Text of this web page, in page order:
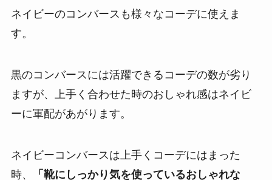
ネイビーのコンバースも様々なコーデに使えま
す。
黒のコンバースには活躍できるコーデの数が劣り
ますが、上手く合わせた時のおしゃれ感はネイビ
ーに軍配があがります。
ネイビーコンバースは上手くコーデにはまった
時、
「靴にしっかり気を使っているおしゃれな